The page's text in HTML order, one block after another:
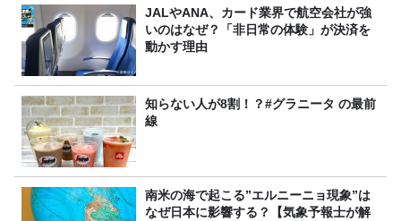
JALやANA、カード業界で航空会社が強
いのはなぜ？「非日常の体験」が決済を
動かす理由
知らない人が8割！？#グラニータ の最前
線
南米の海で起こる”エルニーニョ現象”は
なぜ日本に影響する？【気象予報士が解